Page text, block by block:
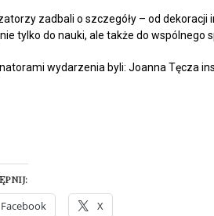
zadbali o szczegóły – od dekoracji
tylko do nauki, ale także do
wydarzenia byli: Joanna Tęcza
Facebook X